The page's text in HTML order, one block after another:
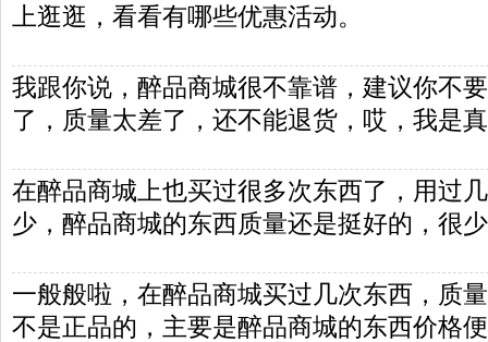
上逛逛，看看有哪些优惠活动。
我跟你说，醉品商城很不靠谱，建议你不
了，质量太差了，还不能退货，哎，我是
在醉品商城上也买过很多次东西了，用过
少，醉品商城的东西质量还是挺好的，很
一般般啦，在醉品商城买过几次东西，质
不是正品的，主要是醉品商城的东西价格